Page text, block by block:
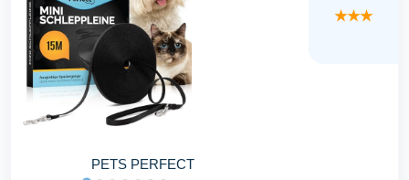
PETS PERFECT
★★★